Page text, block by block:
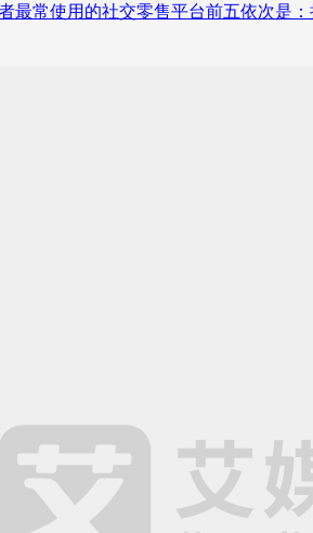
最常使用的社交零售平台前五依次